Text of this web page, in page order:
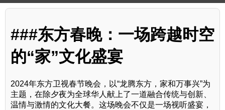
###东方春晚：一场跨越时空
的“家”文化盛宴
2024年东方卫视春节晚会，以“龙腾东方，家和万事兴”为
主题，在除夕夜为全球华人献上了一道融合传统与创新、
温情与激情的文化大餐。这场晚会不仅是一场视听盛宴，